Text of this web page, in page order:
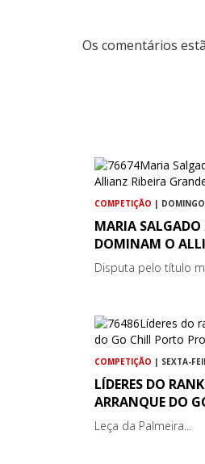
Os comentários
COMPETIÇÃO |
MARIA
DOMINAM O
Disputa pelo título
COMPETIÇÃO | SEXTA-
LÍDERES DO
ARRANQUE DO
Leça da Palmeira...